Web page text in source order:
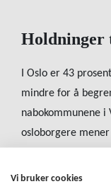
Holdninger
I Oslo er 43
mindre for å
nabokommunene i
osloborgere
nabokommunene i
Vi bruker cookies